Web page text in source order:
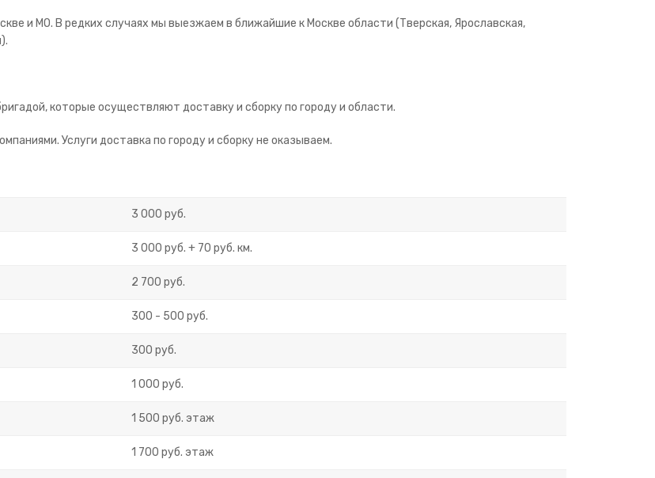
и МО. В редких случаях мы выезжаем в ближайшие к Москве области (Тверская, Ярославская,
которые осуществляют доставку и сборку по городу и области.
Услуги доставка по городу и сборку не оказываем.
3 000 руб.
3 000 руб. + 70 руб. км.
2 700 руб.
300 - 500 руб.
300 руб.
1 000 руб.
1 500 руб. этаж
1 700 руб. этаж